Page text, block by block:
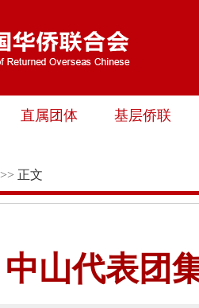
直属团体 基层侨联
>> 正文
中山代表团